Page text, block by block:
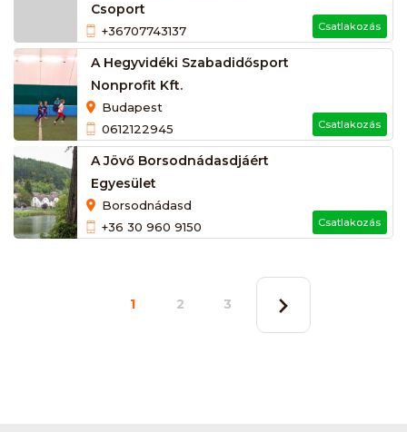
Csoport
+36707743137 Csatlakozás
A Hegyvidéki Szabadidősport
Nonprofit Kft.
Budapest
0612122945
Csatlakozás
A Jövő Borsodnádasdjáért
Egyesület
Borsodnádasd
+36 30 960 9150
Csatlakozás
1 2 3